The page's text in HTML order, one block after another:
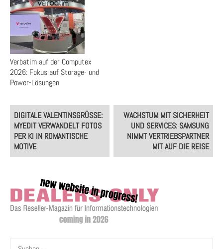
Verbatim auf der Computex
2026: Fokus auf Storage- und
Power-Lösungen
Post
navigation
DIGITALE VALENTINSGRÜSSE: M
YEDIT VERWANDELT FOTOS P
ER KI IN ROMANTISCHE M
OTIVE
WACHSTUM MIT SICHERHEIT
UND SERVICES: SAMSUNG
NIMMT VERTRIEBSPARTNER
MIT AUF DIE REISE
Suchen